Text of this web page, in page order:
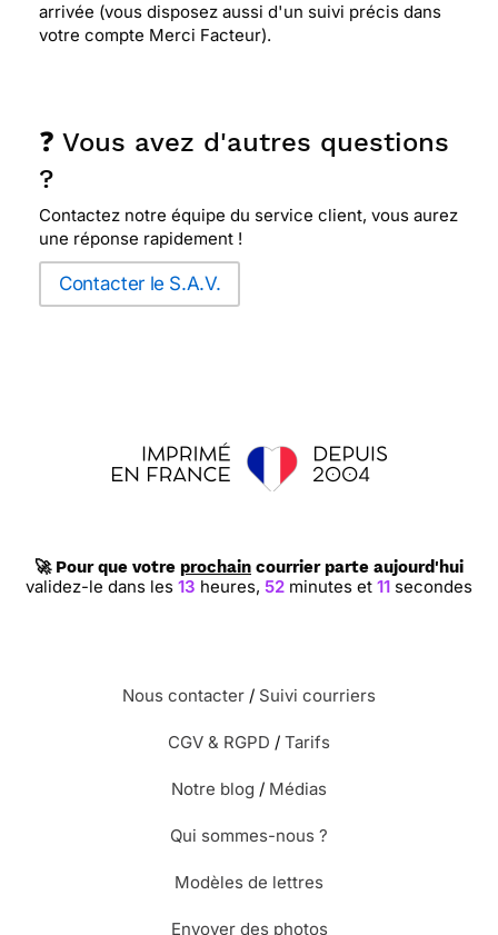
arrivée (vous disposez aussi d'un suivi précis dans
votre compte Merci Facteur).
❓ Vous avez d'autres questions
?
Contactez notre équipe du service client, vous aurez
une réponse rapidement !
Contacter le S.A.V.
🚀 Pour que votre prochain courrier parte aujourd'hui
validez-le dans les 13heures, 52minutes et 10 secondes
Nous contacter / Suivi courriers
CGV & RGPD / Tarifs
Notre blog / Médias
Qui sommes-nous ?
Modèles de lettres
Envoyer des photos